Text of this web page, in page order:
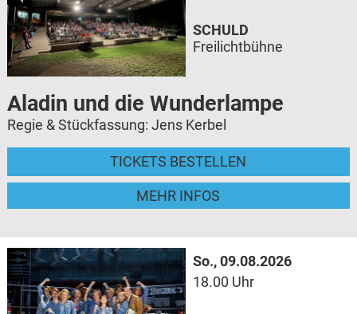
Aladin und die Wunderlampe
Regie & Stückfassung: Jens Kerbel
TICKETS BESTELLEN
MEHR INFOS
SCHULD
Freilichtbühne
So., 09.08.2026
18.00 Uhr